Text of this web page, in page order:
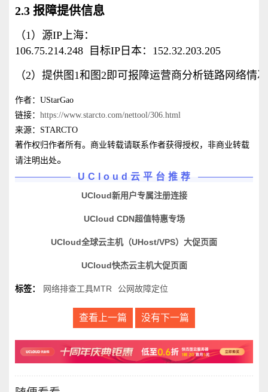
2.3 报障提供信息
（1）源IP上海：
106.75.214.248  目标IP日本： 152.32.203.205
（2）提供图1和图2即可报障运营商分析链路网络情
作者：UStarGao
链接： https://www.starcto.com/nettool/306.html
来源：STARCTO
著作权归作者所有。商业转载请联系作者获得授权，非商业转载
请注明出处。
UCloud云平台推荐
UCloud新用户专属注册连接
UCloud CDN超值特惠专场
UCloud全球云主机（UHost/VPS）大促页面
UCloud快杰云主机大促页面
标签： 网络排查工具MTR 公网故障定位
查看上一篇 没有下一篇